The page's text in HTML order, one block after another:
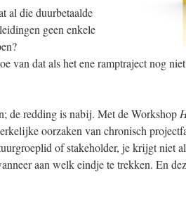
al die duurbetaalde
geen enkele
van dat als het ene ramptraject nog
de redding is nabij. Met de Workshop
oorzaken van chronisch
of stakeholder, je krijgt niet
aan welk eindje te trekken. En